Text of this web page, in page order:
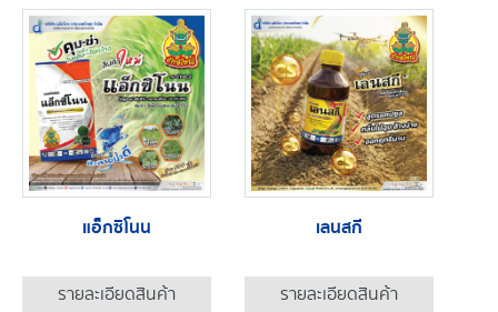
แอ็กซิโนน
รายละเอียดสินค้า
เลนสกี
รายละเอียดสินค้า